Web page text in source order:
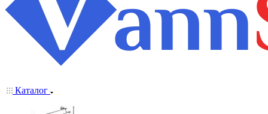
Каталог